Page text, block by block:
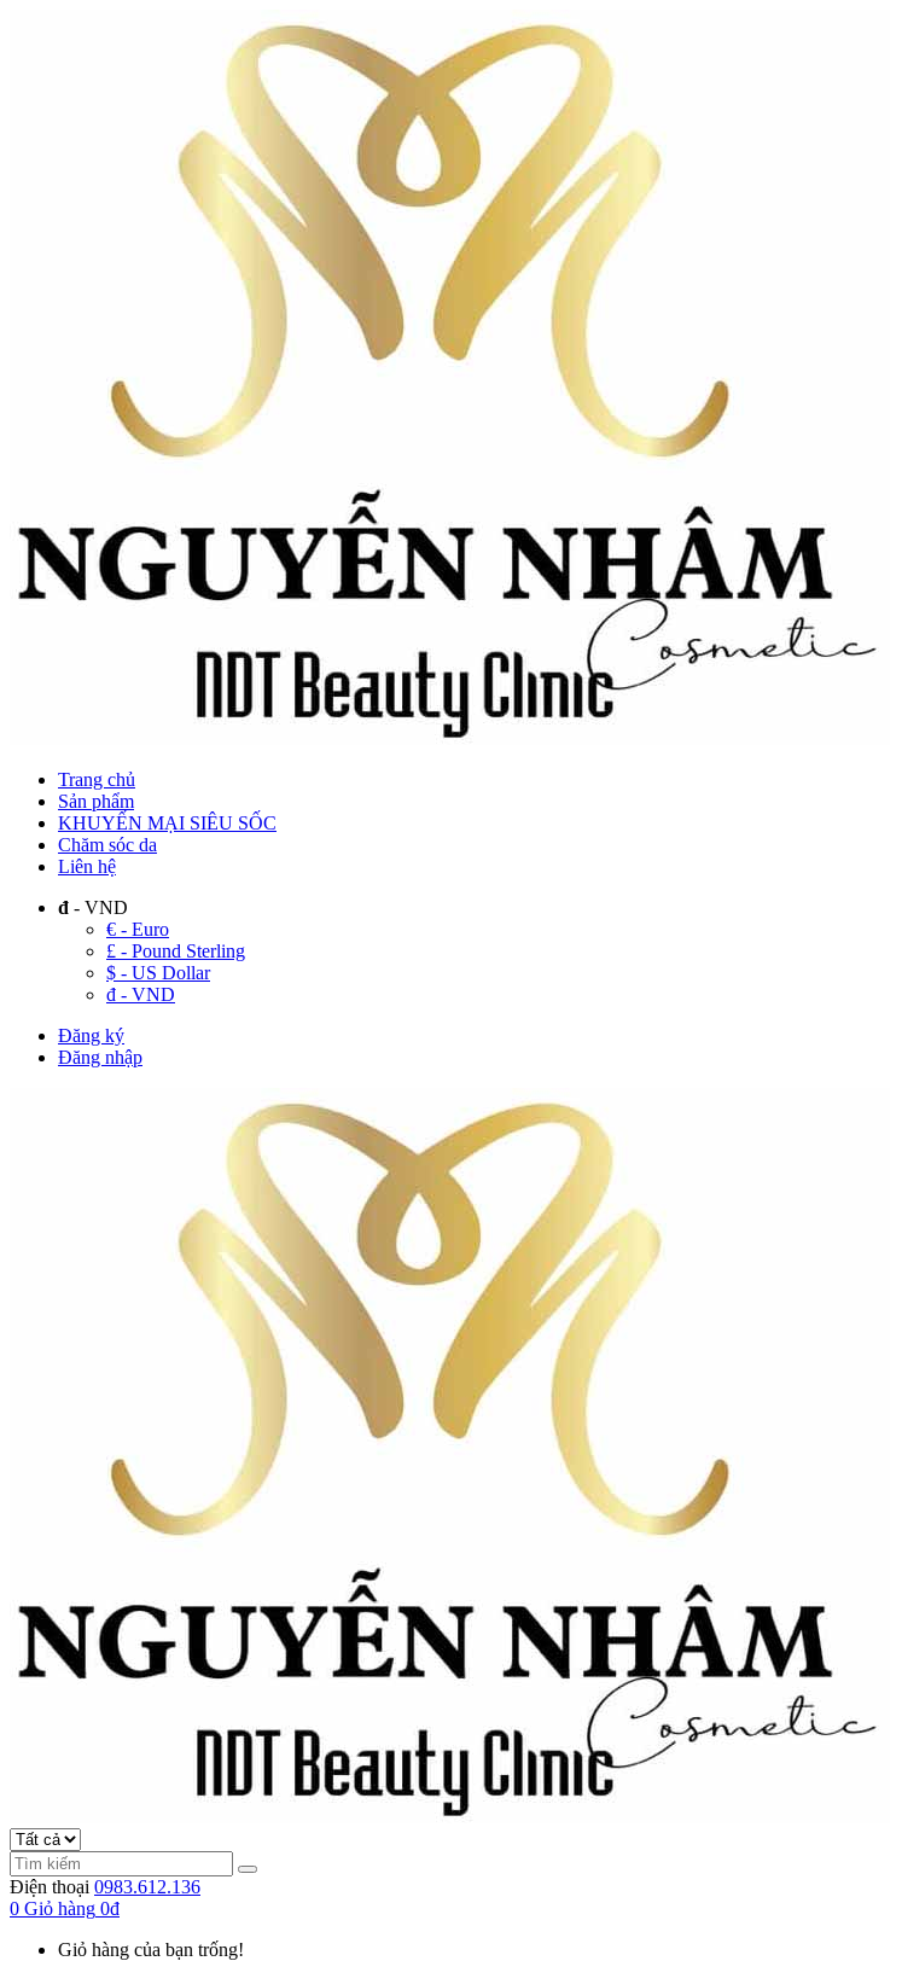
Trang chủ
Sản phẩm
KHUYẾN MẠI SIÊU SỐC
Chăm sóc da
Liên hệ
đ - VND
€ - Euro
£ - Pound Sterling
$ - US Dollar
đ - VND
Đăng ký
Đăng nhập
Điện thoại 0983.612.136
0 Giỏ hàng 0đ
Giỏ hàng của bạn trống!